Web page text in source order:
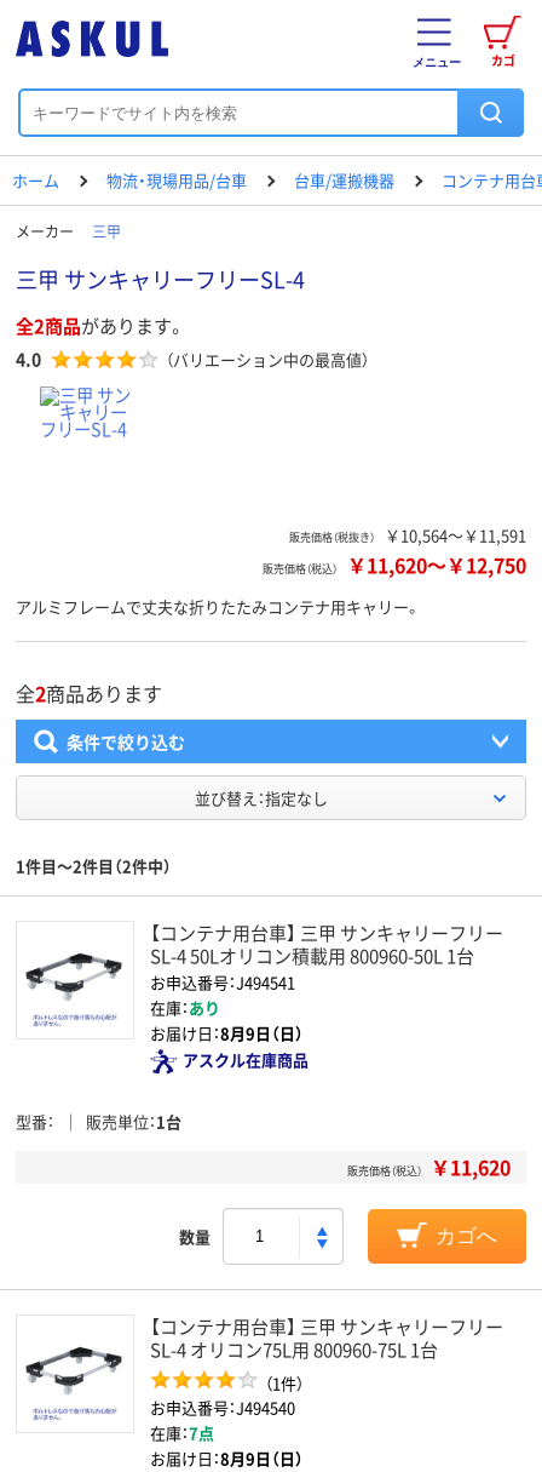
カゴ
メニュー
ホーム 物流・現場用品/台車 台車/運搬機器 コンテナ用台
メーカー 三甲
三甲 サンキャリーフリーSL-4
全2商品があります。
4.0 （バリエーション中の最高値）
販売価格（税抜き） ￥10,564～￥11,591
販売価格（税込） ￥11,620～￥12,750
アルミフレームで丈夫な折りたたみコンテナ用キャリー。
全2商品あります
条件で絞り込む
並び替え：指定なし
1件目～2件目（2件中）
【コンテナ用台車】 三甲 サンキャリーフリー
SL-4 50Lオリコン積載用 800960-50L 1台
お申込番号：J494541
在庫：あり
お届け日：8月9日（日）
アスクル在庫商品
型番 販売単位 1台
販売価格（税込） ￥11,620
数量 カゴへ
【コンテナ用台車】 三甲 サンキャリーフリー
SL-4 オリコン75L用 800960-75L 1台
（1件）
お申込番号：J494540
在庫：7点
お届け日：8月9日（日）